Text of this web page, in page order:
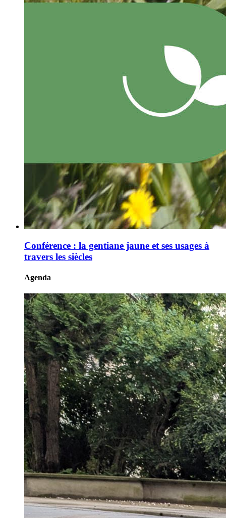
Conférence : la gentiane jaune et ses usages à
travers les siècles
Agenda